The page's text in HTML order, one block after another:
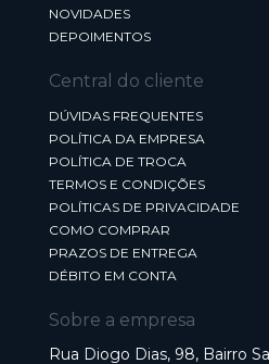
NOVIDADES
DEPOIMENTOS
Central do cliente
DÚVIDAS FREQUENTES
POLÍTICA DA EMPRESA
POLÍTICA DE TROCA
TERMOS E CONDIÇÕES
POLÍTICAS DE PRIVACIDADE
COMO COMPRAR
PRAZOS DE ENTREGA
DÉBITO EM CONTA
Sobre a empresa
Rua Diogo Dias, 98, Bairro